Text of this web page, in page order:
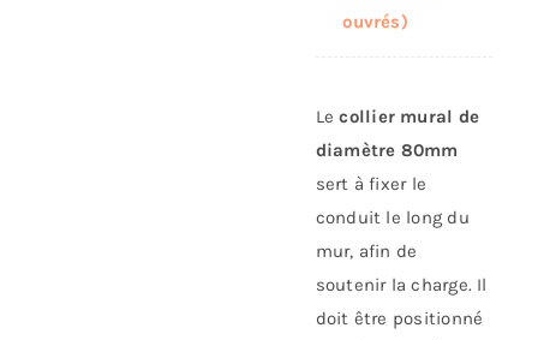
ouvrés)
Lecollier mural de
diamètre 80mm
sert à fixer le
conduit le long du
mur, afin de
soutenir la charge. Il
doit être positionné